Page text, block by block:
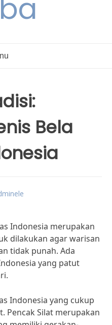
Bela
Indonesia merupakan
dilakukan agar warisan
tidak punah. Ada
yang patut
Indonesia yang cukup
Pencak Silat merupakan